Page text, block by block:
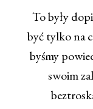
To były
być tylko na
byśmy
swoim